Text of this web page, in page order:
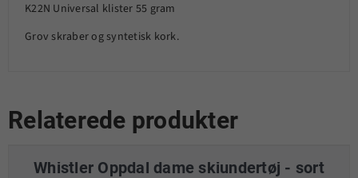
K22N Universal klister 55 gram
Grov skraber og syntetisk kork.
Relaterede produkter
Whistler Oppdal dame skiundertøj - sort